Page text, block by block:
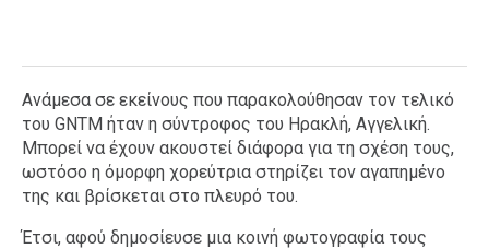
Ανάμεσα σε εκείνους που παρακολούθησαν τον τελικό
του GNTM ήταν η σύντροφος του Ηρακλή, Αγγελική.
Μπορεί να έχουν ακουστεί διάφορα για τη σχέση τους,
ωστόσο η όμορφη χορεύτρια στηρίζει τον αγαπημένο
της και βρίσκεται στο πλευρό του.
Έτσι, αφού δημοσίευσε μια κοινή φωτογραφία τους